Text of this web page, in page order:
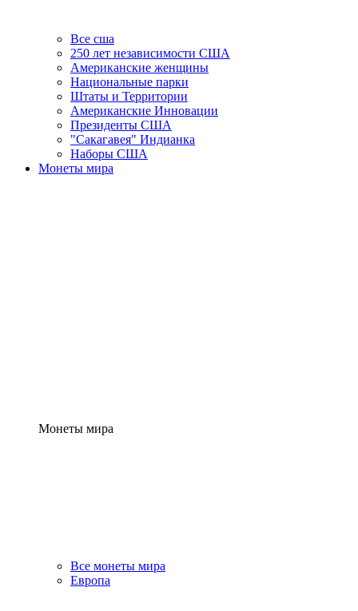
Все сша
250 лет независимости США
Американские женщины
Национальные парки
Штаты и Территории
Американские Инновации
Президенты США
"Сакагавея" Индианка
Наборы США
Монеты мира
Монеты мира
Все монеты мира
Европа